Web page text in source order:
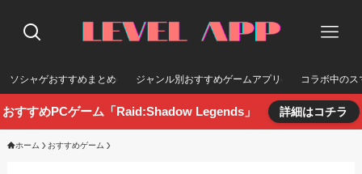
ソシャゲおすすめまとめ ジャンル別おすすめゲームアプリ コラボ中のス
おすすめPCゲーム「Raid:Shadow Legends」 詳細はコチラ
ホーム おすすめゲーム